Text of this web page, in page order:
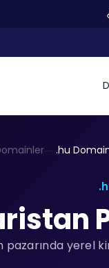
.hu
yerel